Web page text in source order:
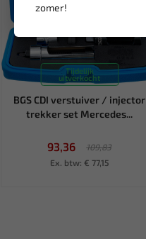
zomer!
Tijdelijk
uitverkocht
BGS CDI verstuiver / injector
trekker set Mercedes...
93,36
109,83
Ex. btw: € 77,15